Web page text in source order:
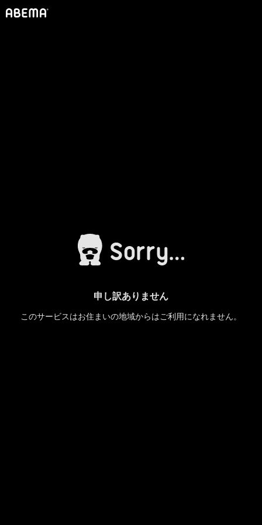
申し訳ありません
このサービスはお住まいの地域からはご利用になれません。